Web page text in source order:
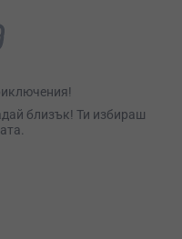
близък! Ти избираш